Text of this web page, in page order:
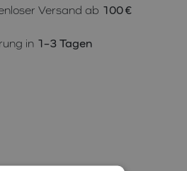
Versand ab 100 €
in 1–3 Tagen